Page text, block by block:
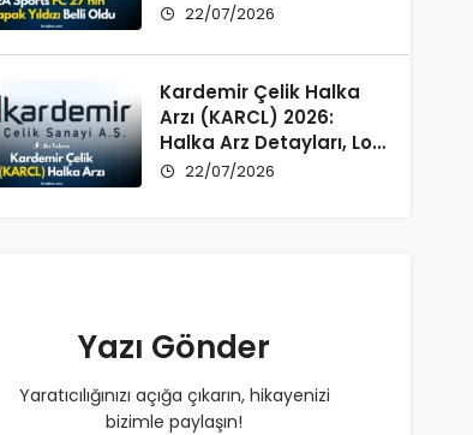
22/07/2026
Kardemir Çelik Halka
Arzı (KARCL) 2026:
Halka Arz Detayları, Lot
Dağılımı ve Şirket Profili
22/07/2026
Yazı Gönder
Yaratıcılığınızı açığa çıkarın, hikayenizi
bizimle paylaşın!